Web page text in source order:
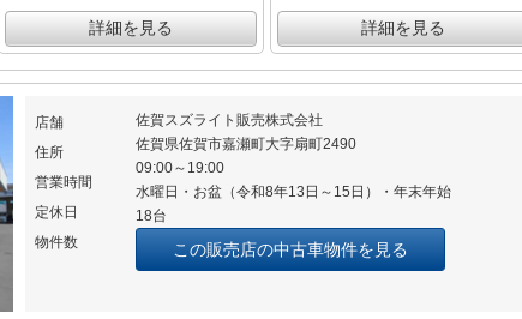
詳細を見る 詳細を見る
店舗
佐賀スズライト販売株式会社
住所
佐賀県佐賀市嘉瀬町大字扇町2490
営業時間
09:00～19:00
定休日
水曜日・お盆（令和8年13日～15日）・年末年始
物件数
18台
この販売店の中古車物件を見る